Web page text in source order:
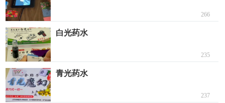
266
白光药水
235
青光药水
237